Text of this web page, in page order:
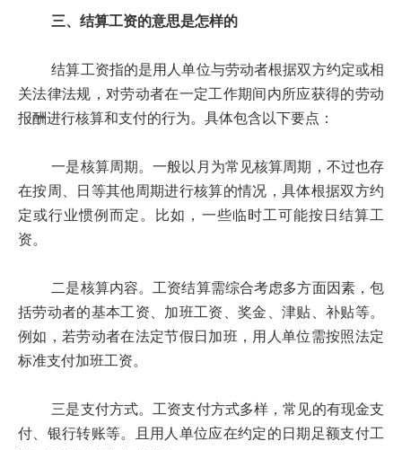
三、结算工资的意思是怎样的
结算工资指的是用人单位与劳动者根据双方约定或相
关法律法规，对劳动者在一定工作期间内所应获得的劳动
报酬进行核算和支付的行为。具体包含以下要点：
一是核算周期。一般以月为常见核算周期，不过也存
在按周、日等其他周期进行核算的情况，具体根据双方约
定或行业惯例而定。比如，一些临时工可能按日结算工
资。
二是核算内容。工资结算需综合考虑多方面因素，包
括劳动者的基本工资、加班工资、奖金、津贴、补贴等。
例如，若劳动者在法定节假日加班，用人单位需按照法定
标准支付加班工资。
三是支付方式。工资支付方式多样，常见的有现金支
付、银行转账等。且用人单位应在约定的日期足额支付工